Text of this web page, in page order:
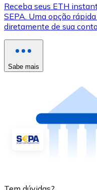
Receba seus ETH
SEPA. Uma opção
diretamente de sua
Sabe mais